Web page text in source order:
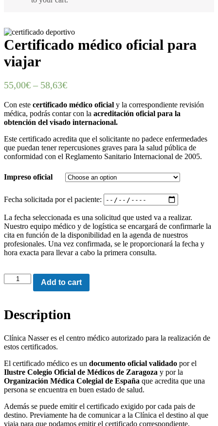
Certificado médico oficial para
viajar
55,00€ – 58,63€
Con este certificado médico oficial y la correspondiente revisión
médica, podrás contar con la acreditación oficial para la
obtención del visado internacional.
Este certificado acredita que el solicitante no padece enfermedades
que puedan tener repercusiones graves para la salud pública de
conformidad con el Reglamento Sanitario Internacional de 2005.
Impreso oficial
Fecha solicitada por el paciente:
La fecha seleccionada es una solicitud que usted va a realizar.
Nuestro equipo médico y de logística se encargará de confirmarle la
cita en función de la disponibilidad en la agenda de nuestros
profesionales. Una vez confirmada, se le proporcionará la fecha y
hora exacta para llevar a cabo la primera consulta.
Certificado
médico
viajar
quantity
Add to cart
Description
Clínica Nasser es el centro médico autorizado para la realización de
estos certificados.
El certificado médico es un documento oficial validado por el
Ilustre Colegio Oficial de Médicos de Zaragoza y por la
Organización Médica Colegial de España que acredita que una
persona se encuentra en buen estado de salud.
Además se puede emitir el certificado exigido por cada pais de
destino. Previamente ha de comunicar a la Clínica el destino al que
viaja para que podamos emitir el certificado correspondiente.